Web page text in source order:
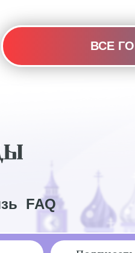
ВСЕ
FAQ